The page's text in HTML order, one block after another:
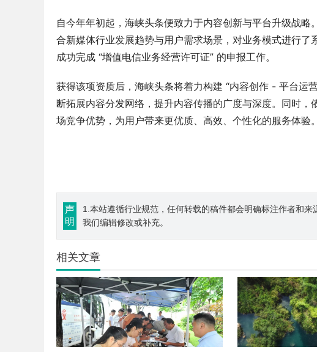
自今年年初起，海峡头条便致力于内容创新与平台升级战
合新媒体行业发展趋势与用户需求场景，对业务模式进行
成功完成 “增值电信业务经营许可证” 的申报工作。
获得该项资质后，海峡头条将着力构建 “内容创作 - 平台运
断拓展内容分发网络，提升内容传播的广度与深度。同时
场竞争优势，为用户带来更优质、高效、个性化的服务体验。
声
明
1.本站遵循行业规范，任何转载的稿件都会明确标注作者和
我们编辑修改或补充。
相关文章